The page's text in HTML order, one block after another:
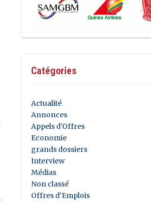
Catégories
Actualité
Annonces
Appels d'Offres
Economie
grands dossiers
Interview
Médias
Non classé
Offres d'Emplois